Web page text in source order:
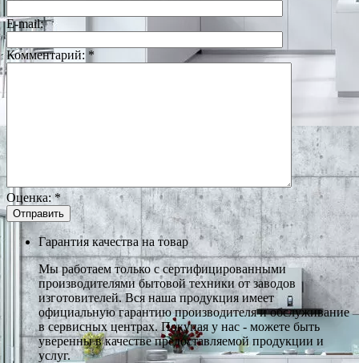
E-mail:
Комментарий: *
Оценка:*
Гарантия качества на товар
Мы работаем только с сертифицированными
производителями бытовой техники от заводов
изготовителей. Вся наша продукция имеет
официальную гарантию производителя и обслуживание
в сервисных центрах. Покупая у нас - можете быть
уверенны в качестве предоставляемой продукции и
услуг.